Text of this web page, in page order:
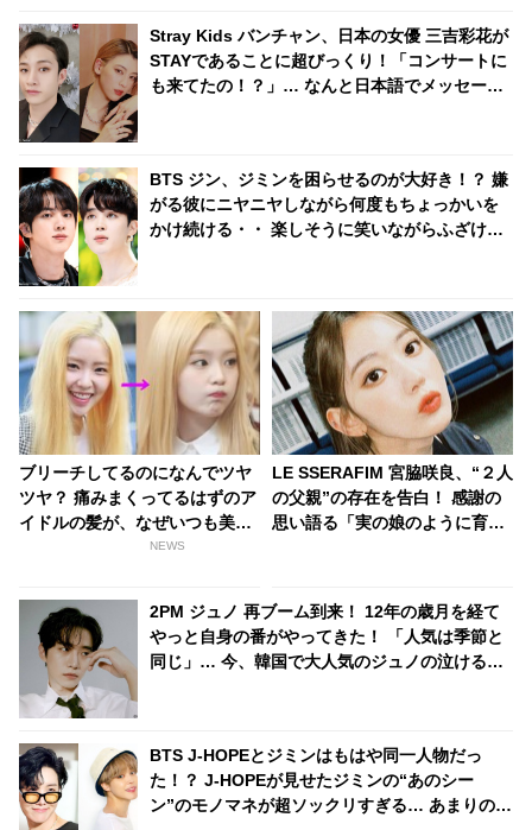
Stray Kids バンチャン、日本の女優 三吉彩花が
STAYであることに超びっくり！「コンサートに
も来てたの！？」… なんと日本語でメッセージ
BTS ジン、ジミンを困らせるのが大好き！？ 嫌
がる彼にニヤニヤしながら何度もちょっかいを
かけ続ける・・ 楽しそうに笑いながらふざけ合
ブリーチしてるのになんでツヤ
ツヤ？ 痛みまくってるはずのア
イドルの髪が、なぜいつも美し
く見えるのか・・ その気になる
NEWS
LE SSERAFIM 宮脇咲良、“２人
の父親”の存在を告白！ 感謝の
思い語る「実の娘のように育て
にも臆せず堂々とした姿を見せ
る彼女に称賛の声
2PM ジュノ 再ブーム到来！ 12年の歳月を経て
やっと自身の番がやってきた！ 「人気は季節と
同じ」… 今、韓国で大人気のジュノの泣ける過
BTS J-HOPEとジミンはもはや同一人物だっ
た！？ J-HOPEが見せたジミンの“あのシー
ン”のモノマネが超ソックリすぎる… あまりの再